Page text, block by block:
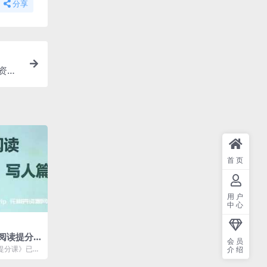
分享
料
读提分
网盘下
分课》已做
首页
用户
中心
会员
介绍